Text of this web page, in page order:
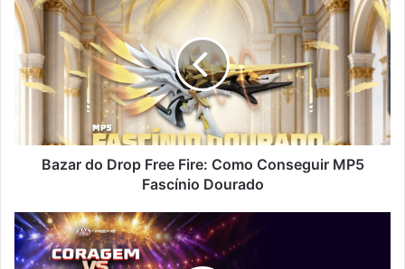
do
Drop
Free
Fire:
Como
Fascínio
DouradoBazar do Drop Free Fire: Como Conseguir MP5
Fascínio Dourado
Coragem
vs
Máscara